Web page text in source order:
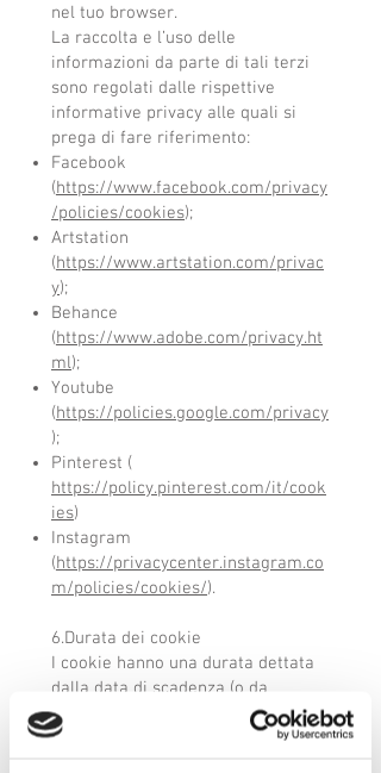
nel tuo browser.
La raccolta e l’uso delle
informazioni da parte di tali terzi
sono regolati dalle rispettive
informative privacy alle quali si
prega di fare riferimento:
Facebook
(https://www.facebook.com/privacy
/policies/cookies);
Artstation
(https://www.artstation.com/privac
y);
Behance
(https://www.adobe.com/privacy.ht
ml);
Youtube
(https://policies.google.com/privacy
);
Pinterest (
https://policy.pinterest.com/it/cook
ies)
Instagram
(https://privacycenter.instagram.co
m/policies/cookies/).
6.Durata dei cookie
I cookie hanno una durata dettata
dalla data di scadenza (o da
un’azione specifica come la
chiusura del browser) impostata al